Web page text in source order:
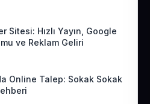
Sitesi: Hızlı Yayın, Google
ve Reklam Geliri
Online Talep: Sokak Sokak